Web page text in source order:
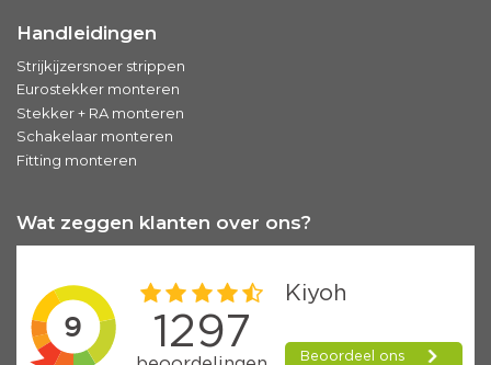
Handleidingen
Strijkijzersnoer strippen
Eurostekker monteren
Stekker + RA monteren
Schakelaar monteren
Fitting monteren
Wat zeggen klanten over ons?